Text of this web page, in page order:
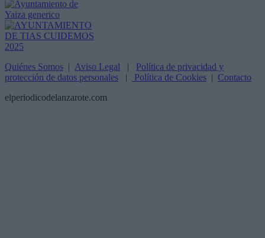
Quiénes Somos | Aviso Legal | Política de privacidad y
protección de datos personales | Política de Cookies | Contacto
elperiodicodelanzarote.com